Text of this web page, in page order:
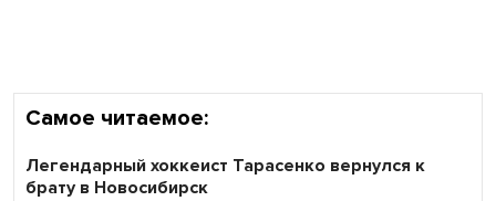
Самое читаемое:
Легендарный хоккеист Тарасенко вернулся к
брату в Новосибирск